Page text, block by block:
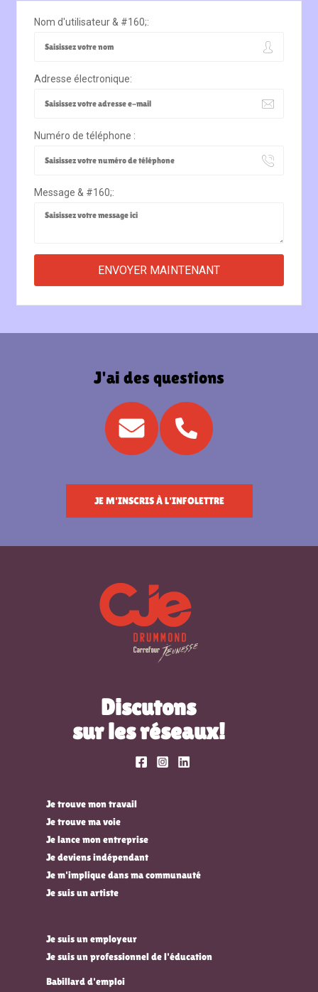
Nom d'utilisateur & #160;:
Adresse électronique:
Numéro de téléphone :
Message & #160;:
J'ai des questions
JE M'INSCRIS À L'INFOLETTRE
Discutons
sur les réseaux!
Je trouve mon travail
Je trouve ma voie
Je lance mon entreprise
Je deviens indépendant
Je m'implique dans ma communauté
Je suis un artiste
Je suis un employeur
Je suis un professionnel de l'éducation
Babillard d'emploi